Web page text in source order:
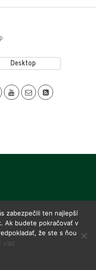
Desktop
zabezpečili ten najlepší
Ak budete pokračovať v
že ste s ňou
viac